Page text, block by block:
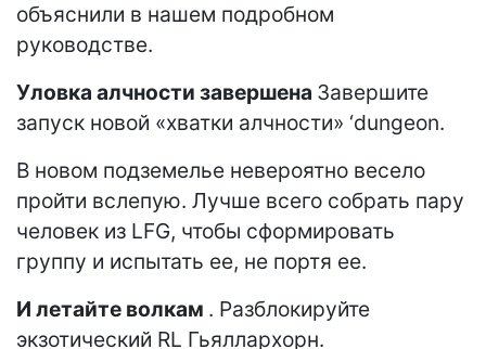
объяснили в нашем подробном
руководстве.
Уловка алчности завершена Завершите
запуск новой «хватки алчности» ‘dungeon.
В новом подземелье невероятно весело
пройти вслепую. Лучше всего собрать пару
человек из LFG, чтобы сформировать
группу и испытать ее, не портя ее.
И летайте волкам . Разблокируйте
экзотический RL Гьяллархорн.